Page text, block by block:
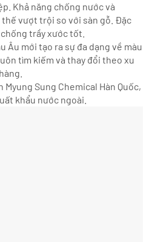
Khả năng chống nước và
vượt trội so với sàn gỗ. Đặc
trầy xước tốt.
Âu mới tạo ra sự đa dạng về màu
tìm kiếm và thay đổi theo xu
Sung Chemical Hàn Quốc,
khẩu nước ngoài.